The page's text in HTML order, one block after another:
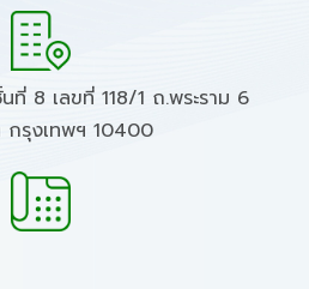
ที่ 8 เลขที่ 118/1 ถ.พระราม 6
รุงเทพฯ 10400